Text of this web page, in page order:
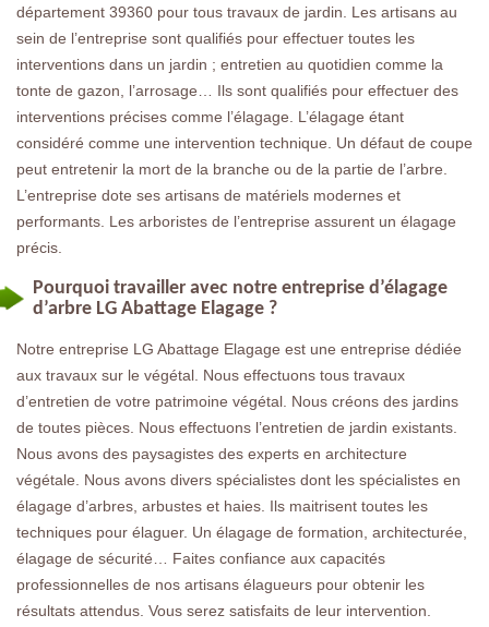
département 39360 pour tous travaux de jardin. Les artisans au
sein de l’entreprise sont qualifiés pour effectuer toutes les
interventions dans un jardin ; entretien au quotidien comme la
tonte de gazon, l’arrosage… Ils sont qualifiés pour effectuer des
interventions précises comme l’élagage. L’élagage étant
considéré comme une intervention technique. Un défaut de coupe
peut entretenir la mort de la branche ou de la partie de l’arbre.
L’entreprise dote ses artisans de matériels modernes et
performants. Les arboristes de l’entreprise assurent un élagage
précis.
Pourquoi travailler avec notre entreprise d’élagage
d’arbre LG Abattage Elagage ?
Notre entreprise LG Abattage Elagage est une entreprise dédiée
aux travaux sur le végétal. Nous effectuons tous travaux
d’entretien de votre patrimoine végétal. Nous créons des jardins
de toutes pièces. Nous effectuons l’entretien de jardin existants.
Nous avons des paysagistes des experts en architecture
végétale. Nous avons divers spécialistes dont les spécialistes en
élagage d’arbres, arbustes et haies. Ils maitrisent toutes les
techniques pour élaguer. Un élagage de formation, architecturée,
élagage de sécurité… Faites confiance aux capacités
professionnelles de nos artisans élagueurs pour obtenir les
résultats attendus. Vous serez satisfaits de leur intervention.